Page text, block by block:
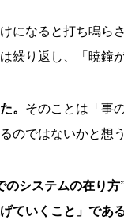
になると打ち鳴
繰り返し、「暁鐘
。 そのことは「事
のではないかと想
システムの在り
ていくこと」であ